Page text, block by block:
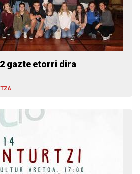
gazte etorri dira